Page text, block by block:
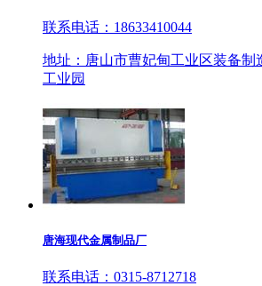
联系电话：18633410044
地址：唐山市曹妃甸工业区装备制
工业园
唐海现代金属制品厂
联系电话：0315-8712718